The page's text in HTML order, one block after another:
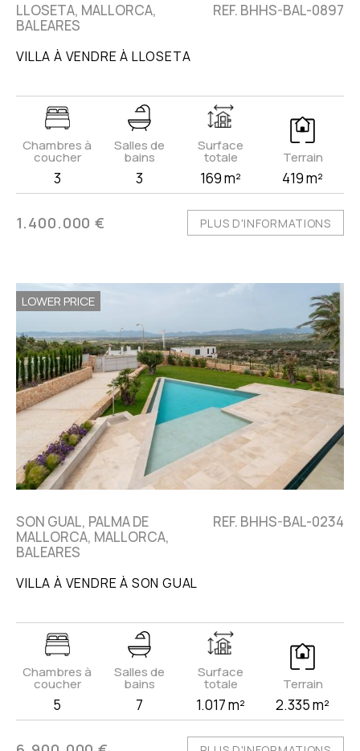
LLOSETA, MALLORCA,
BALEARES
REF. BHHS-BAL-0897
VILLA À VENDRE À LLOSETA
Chambres à
coucher
3
Salles de
bains
3
Surface
totale
169 m²
Terrain
419 m²
1.400.000 € PLUS D'INFORMATIONS
LOWER PRICE
SON GUAL, PALMA DE
MALLORCA, MALLORCA,
BALEARES
REF. BHHS-BAL-0234
VILLA À VENDRE À SON GUAL
Chambres à
coucher
5
Salles de
bains
7
Surface
totale
1.017 m²
Terrain
2.335 m²